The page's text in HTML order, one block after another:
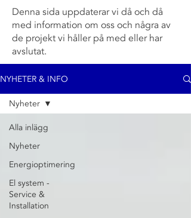
NYHETER & INFO
Alla inlägg
Nyheter
Energioptimering
El system -
Service &
Installation
Nyheter
Denna sida uppdaterar vi då och då
med information om oss och några av
de projekt vi håller på med eller har
avslutat.